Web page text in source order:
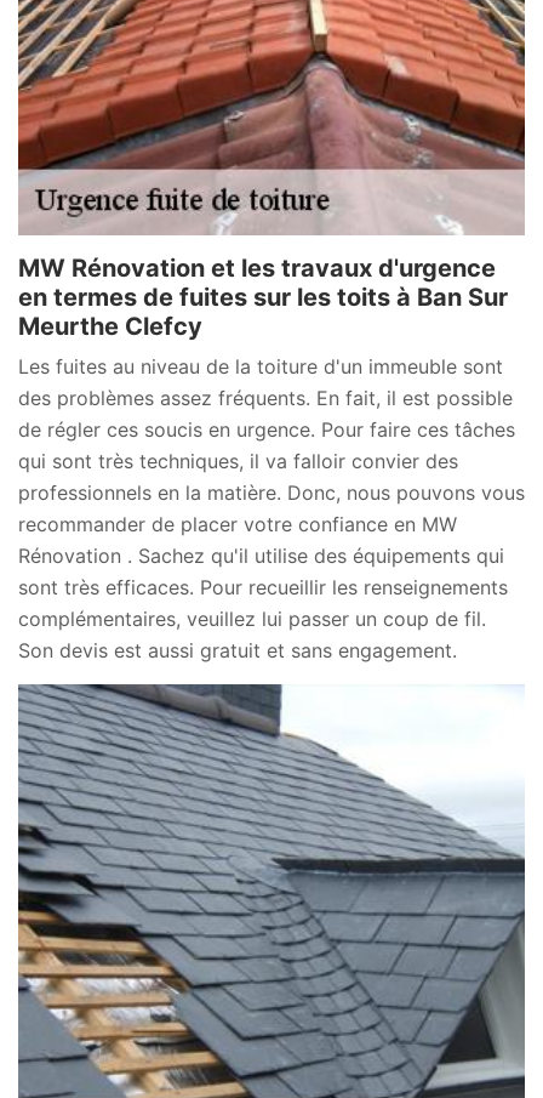
MW Rénovation et les travaux d'urgence
en termes de fuites sur les toits à Ban Sur
Meurthe Clefcy
Les fuites au niveau de la toiture d'un immeuble sont
des problèmes assez fréquents. En fait, il est possible
de régler ces soucis en urgence. Pour faire ces tâches
qui sont très techniques, il va falloir convier des
professionnels en la matière. Donc, nous pouvons vous
recommander de placer votre confiance en MW
Rénovation . Sachez qu'il utilise des équipements qui
sont très efficaces. Pour recueillir les renseignements
complémentaires, veuillez lui passer un coup de fil.
Son devis est aussi gratuit et sans engagement.